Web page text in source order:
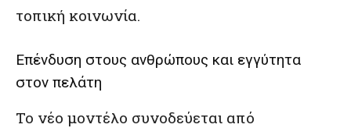
τοπική κοινωνία.
Επένδυση στους ανθρώπους και εγγύτητα
στον πελάτη
Το νέο μοντέλο συνοδεύεται από